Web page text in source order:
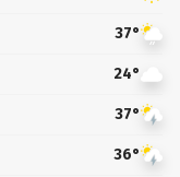
37°
24°
37°
36°